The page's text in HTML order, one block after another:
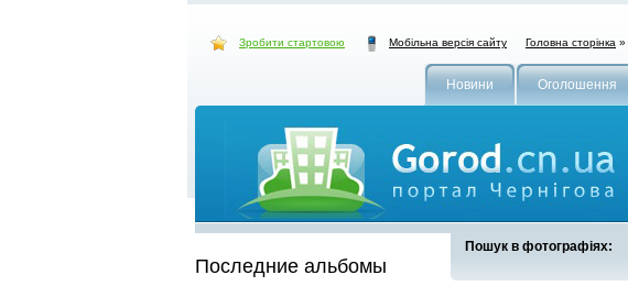
Зробити стартовою Мобільна версія сайту Головна сторінка »
Новини Оголошення
Пошук в фотографіях:
Последние альбомы